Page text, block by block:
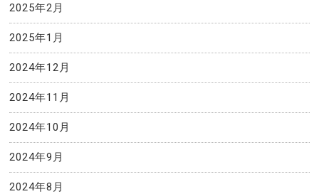
2025年2月
2025年1月
2024年12月
2024年11月
2024年10月
2024年9月
2024年8月